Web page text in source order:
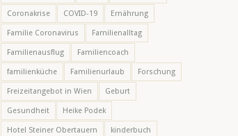
Coronakrise COVID-19 Ernährung
Familie Coronavirus Familienalltag
Familienausflug Familiencoach
familienküche Familienurlaub Forschung
Freizeitangebot in Wien Geburt
Gesundheit Heike Podek
Hotel Steiner Obertauern kinderbuch